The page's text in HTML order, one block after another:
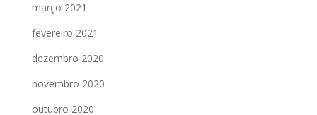
março 2021
fevereiro 2021
dezembro 2020
novembro 2020
outubro 2020